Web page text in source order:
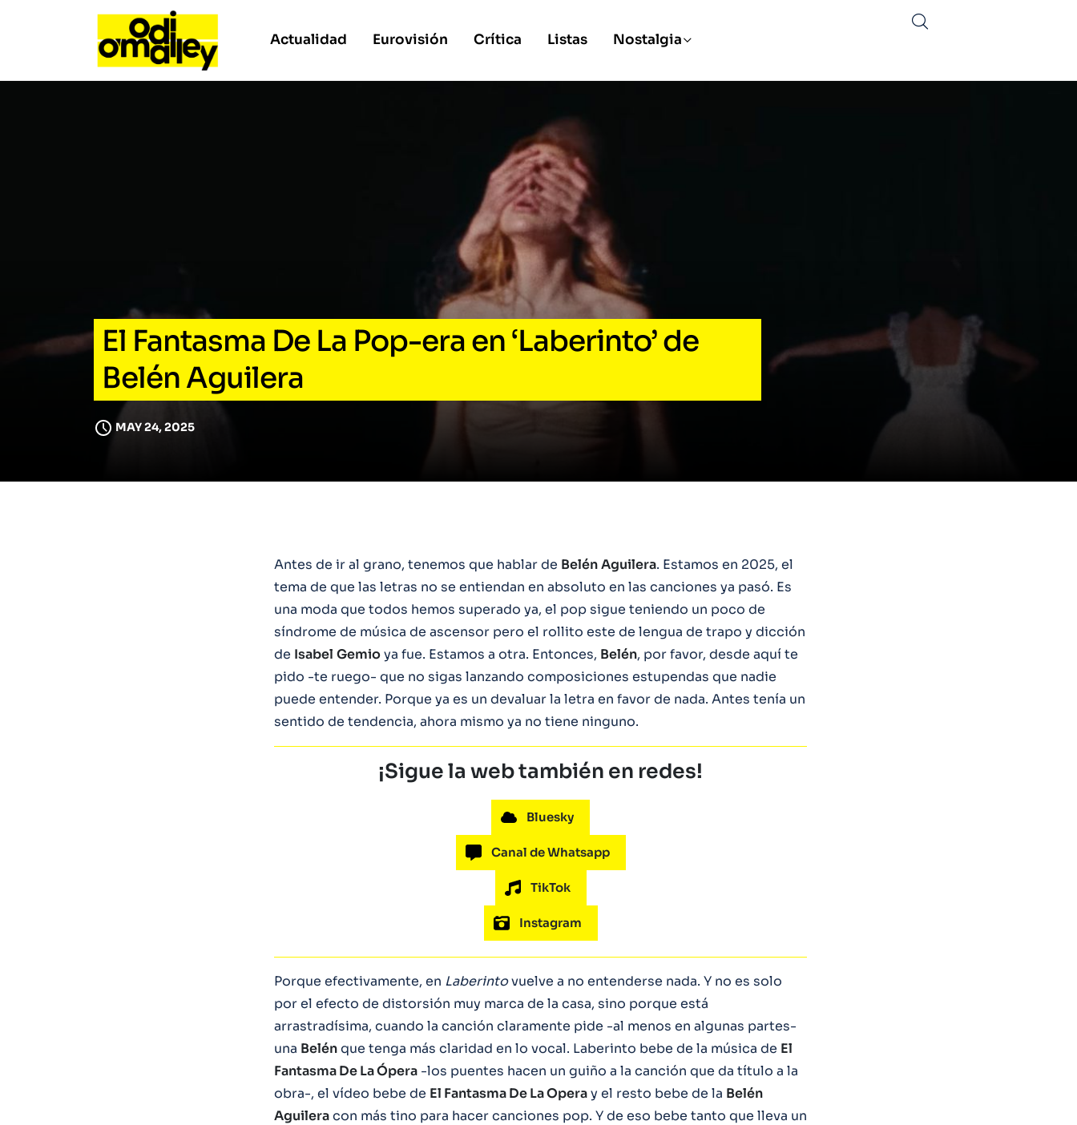
Actualidad Eurovisión Crítica Listas Nostalgia
El Fantasma De La Pop-era en ‘Laberinto’ de
Belén Aguilera
MAY 24, 2025
Antes de ir al grano, tenemos que hablar de BelénAguilera. Estamos en 2025, el
tema de que las letras no se entiendan en absoluto en las canciones ya pasó. Es
una moda que todos hemos superado ya, el pop sigue teniendo un poco de
síndrome de música de ascensor pero el rollito este de lengua de trapo y dicción
de Isabel Gemioya fue. Estamos a otra. Entonces, Belén, por favor, desde aquí te
pido -te ruego- que no sigas lanzando composiciones estupendas que nadie
puede entender. Porque ya es un devaluar la letra en favor de nada. Antes tenía un
sentido de tendencia, ahora mismo ya no tiene ninguno.
¡Sigue la web también en redes!
Bluesky
Canal de Whatsapp
TikTok
Instagram
Porque efectivamente, en Laberintovuelve a no entenderse nada. Y no es solo
por el efecto de distorsión muy marca de la casa, sino porque está
arrastradísima, cuando la canción claramente pide -al menos en algunas partes-
una Belénque tenga más claridad en lo vocal. Laberinto bebe de la música de El
Fantasma De La Ópera -los puentes hacen un guiño a la canción que da título a la
obra-, el vídeo bebe de El Fantasma De La Operay el resto bebe de la Belén
Aguileracon más tino para hacer canciones pop. Y de eso bebe tanto que lleva un